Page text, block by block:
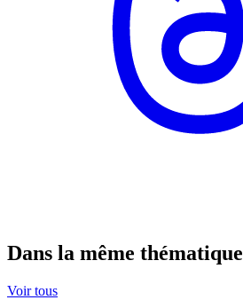
Dans la même thématique
Voir tous